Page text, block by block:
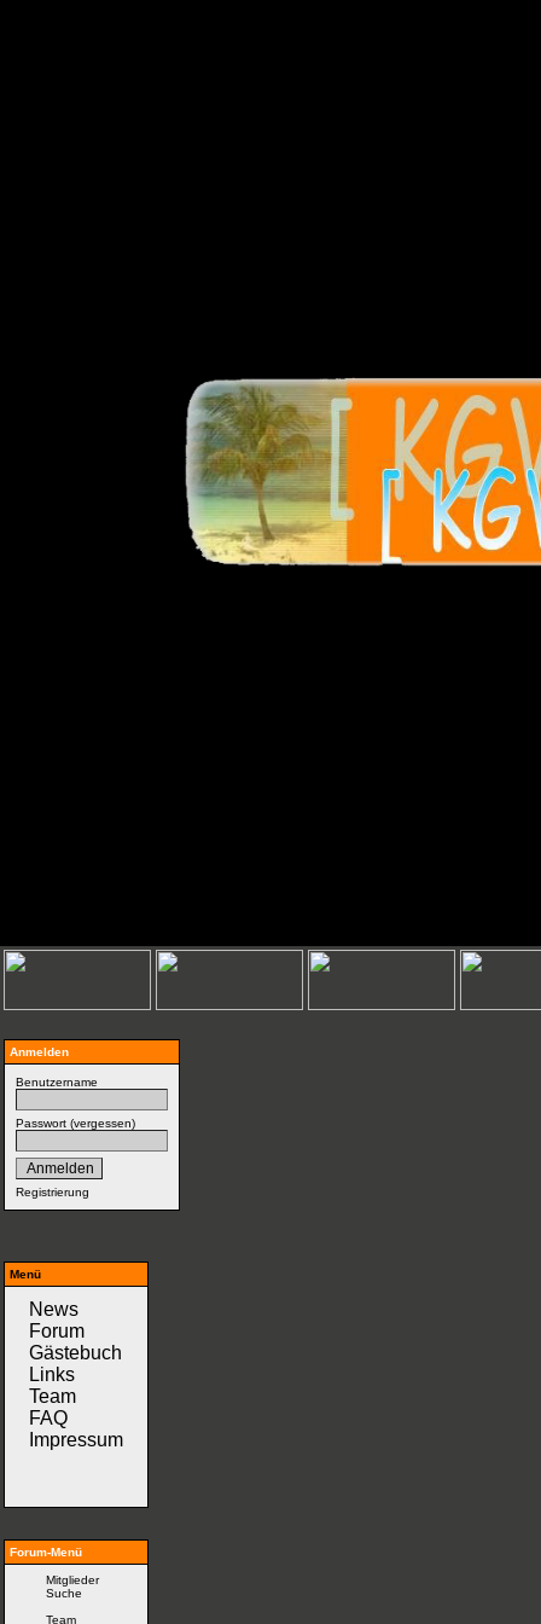
Anmelden
Benutzername
Passwort (vergessen)
Registrierung
Menü
News
Forum
Gästebuch
Links
Team
FAQ
Impressum
Forum-Menü
Mitglieder
Suche
Team